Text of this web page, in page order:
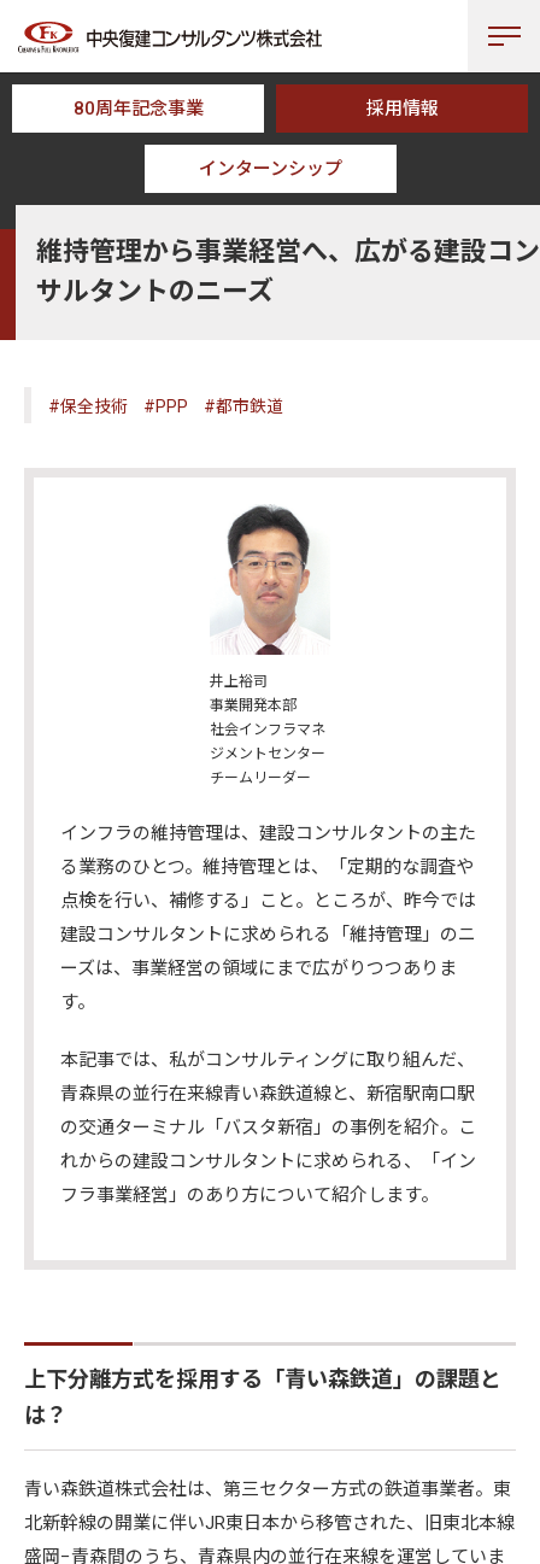
80周年記念事業 採用情報
インターンシップ
維持管理から事業経営へ、広がる建設コンサルタ
維持管理から事業経営へ、広がる建設コン
サルタントのニーズ
#保全技術 #PPP #都市鉄道
井上裕司
事業開発本部
社会インフラマネ
ジメントセンター
チームリーダー
インフラの維持管理は、建設コンサルタントの主た
る業務のひとつ。維持管理とは、「定期的な調査や
点検を行い、補修する」こと。ところが、昨今では
建設コンサルタントに求められる「維持管理」のニ
ーズは、事業経営の領域にまで広がりつつありま
す。
本記事では、私がコンサルティングに取り組んだ、
青森県の並行在来線青い森鉄道線と、新宿駅南口駅
の交通ターミナル「バスタ新宿」の事例を紹介。こ
れからの建設コンサルタントに求められる、「イン
フラ事業経営」のあり方について紹介します。
上下分離方式を採用する「青い森鉄道」の課題と
は？
青い森鉄道株式会社は、第三セクター方式の鉄道事業者。東
北新幹線の開業に伴いJR東日本から移管された、旧東北本線
盛岡−青森間のうち、青森県内の並行在来線を運営していま